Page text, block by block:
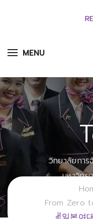
MENU
วิทยาลัยการ
มหาวิทย
From Zero